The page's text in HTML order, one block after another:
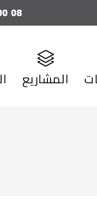
08
المشاريع